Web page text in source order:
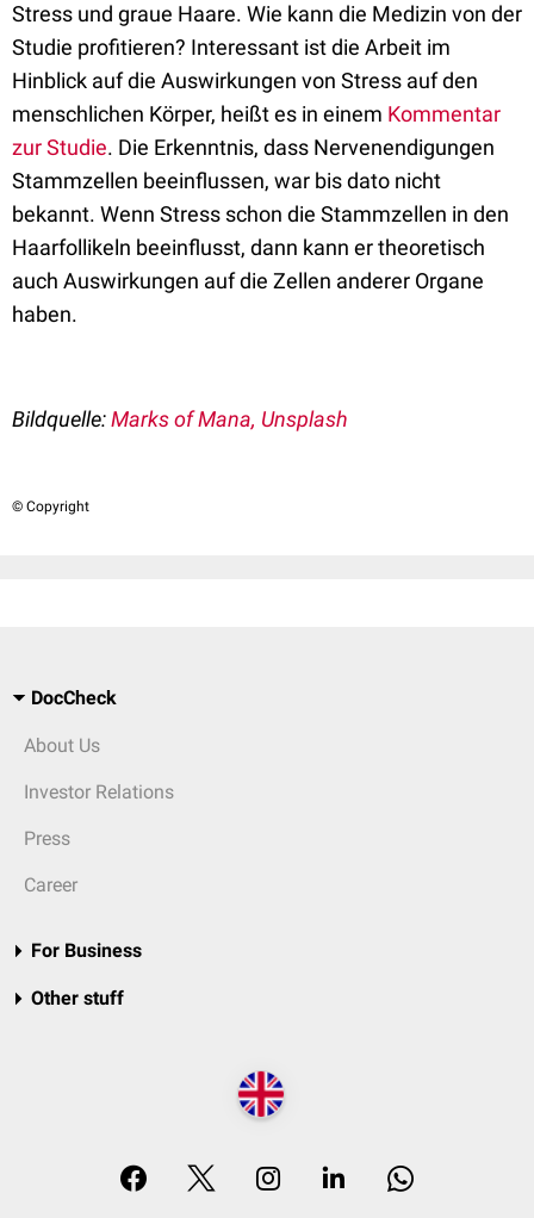
Stress und graue Haare. Wie kann die Medizin von der
Studie profitieren? Interessant ist die Arbeit im
Hinblick auf die Auswirkungen von Stress auf den
menschlichen Körper, heißt es in einem Kommentar
zur Studie. Die Erkenntnis, dass Nervenendigungen
Stammzellen beeinflussen, war bis dato nicht
bekannt. Wenn Stress schon die Stammzellen in den
Haarfollikeln beeinflusst, dann kann er theoretisch
auch Auswirkungen auf die Zellen anderer Organe
haben.
Bildquelle:Marks of Mana, Unsplash
© Copyright
DocCheck
About Us
Investor Relations
Press
Career
For Business
Other stuff